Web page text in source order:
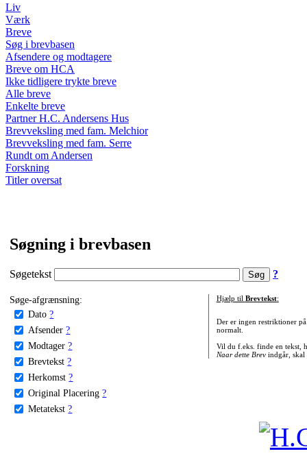
Liv
Værk
Breve
Søg i brevbasen
Afsendere og modtagere
Breve om HCA
Ikke tidligere trykte breve
Alle breve
Enkelte breve
Partner H.C. Andersens Hus
Brevveksling med fam. Melchior
Brevveksling med fam. Serre
Rundt om Andersen
Forskning
Titler oversat
Søgning i brevbasen
Søgetekst ?
Søge-afgrænsning:
Dato ?
Afsender ?
Modtager ?
Brevtekst ?
Herkomst ?
Original Placering ?
Metatekst ?
Hjælp til Brevtekst:
Der er ingen restriktioner
normalt.
Vil du f.eks. finde en tekst,
Naar dette Brevindgår, skal